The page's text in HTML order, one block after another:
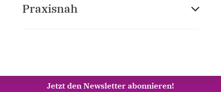
Praxisnah
Jetzt den Newsletter abonnieren!